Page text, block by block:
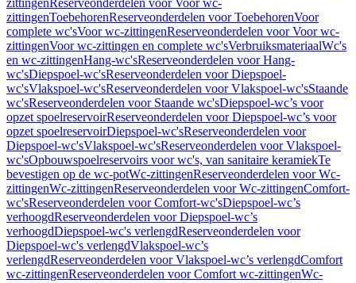
zittingenReserveonderdelen voor Voor wc-
zittingenToebehorenReserveonderdelen voor ToebehorenVoor
complete wc'sVoor wc-zittingenReserveonderdelen voor Voor wc-
zittingenVoor wc-zittingen en complete wc'sVerbruiksmateriaalWc's
en wc-zittingenHang-wc'sReserveonderdelen voor Hang-
wc'sDiepspoel-wc'sReserveonderdelen voor Diepspoel-
wc'sVlakspoel-wc'sReserveonderdelen voor Vlakspoel-wc'sStaande
wc'sReserveonderdelen voor Staande wc'sDiepspoel-wc’s voor
opzet spoelreservoirReserveonderdelen voor Diepspoel-wc’s voor
opzet spoelreservoirDiepspoel-wc'sReserveonderdelen voor
Diepspoel-wc'sVlakspoel-wc'sReserveonderdelen voor Vlakspoel-
wc'sOpbouwspoelreservoirs voor wc's, van sanitaire keramiekTe
bevestigen op de wc-potWc-zittingenReserveonderdelen voor Wc-
zittingenWc-zittingenReserveonderdelen voor Wc-zittingenComfort-
wc'sReserveonderdelen voor Comfort-wc'sDiepspoel-wc’s
verhoogdReserveonderdelen voor Diepspoel-wc’s
verhoogdDiepspoel-wc's verlengdReserveonderdelen voor
Diepspoel-wc's verlengdVlakspoel-wc’s
verlengdReserveonderdelen voor Vlakspoel-wc’s verlengdComfort
wc-zittingenReserveonderdelen voor Comfort wc-zittingenWc-